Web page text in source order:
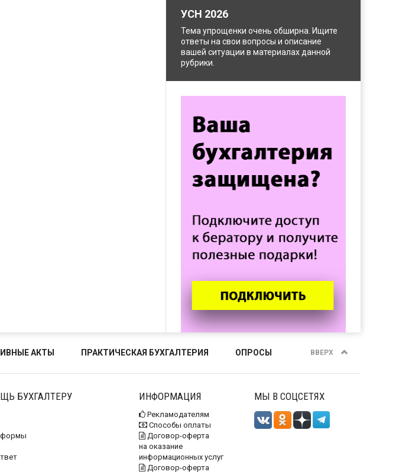
УСН 2026
Тема упрощенки очень обширна. Ищите
ответы на свои вопросы и описание
вашей ситуации в материалах данной
рубрики.
АКТЫ ПРАКТИЧЕСКАЯ БУХГАЛТЕРИЯ ОПРОСЫ ВВЕРХ
БУХГАЛТЕРУ
формы
ИНФОРМАЦИЯ
Рекламодателям
Способы оплаты
Договор-оферта
на оказание
информационных услуг
Договор-оферта
МЫ В СОЦСЕТЯХ